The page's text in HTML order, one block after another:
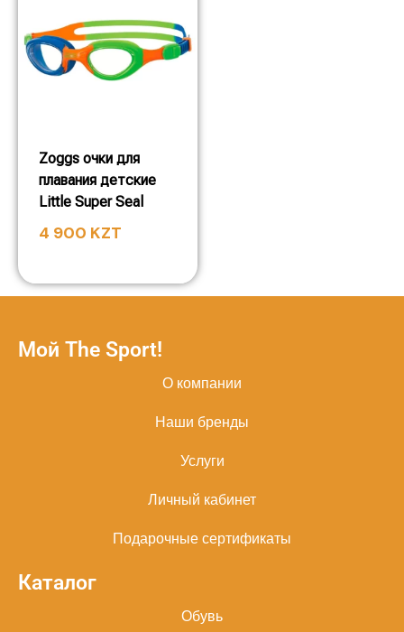
Zoggs очки для
плавания детские
Little Super Seal
4 900 KZT
Мой The Sport!
О компании
Наши бренды
Услуги
Личный кабинет
Подарочные сертификаты
Каталог
Обувь